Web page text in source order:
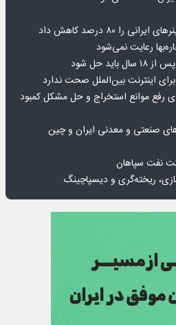
را ۸۰ درصد کاهش داد
حل شود
رفع موانع استخراج و حل مشکل کمبود
صنعتی و معدنی ایران و چین
نفت سپاهان
ریخته‌گری و دیسپاچینگ